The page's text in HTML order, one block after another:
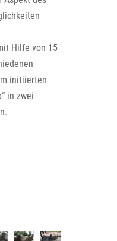
Hilfe von 15
initiierten
in zwei